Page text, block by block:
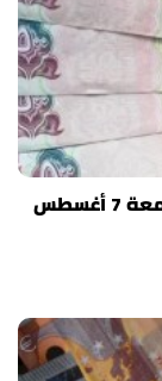
سعر الدرهم الإماراتي في مصر اليوم الجمعة 7 أغسطس